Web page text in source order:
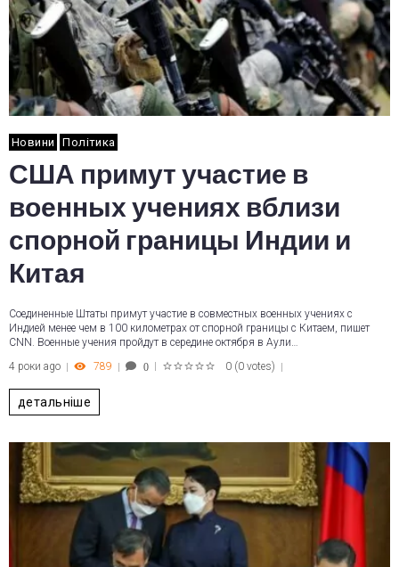
Новини Політика
США примут участие в
военных учениях вблизи
спорной границы Индии и
Китая
Соединенные Штаты примут участие в совместных военных учениях с
Индией менее чем в 100 километрах от спорной границы с Китаем, пишет
CNN. Военные учения пройдут в середине октября в Аули…
4 роки ago
789 0 0 (0 votes)
детальніше